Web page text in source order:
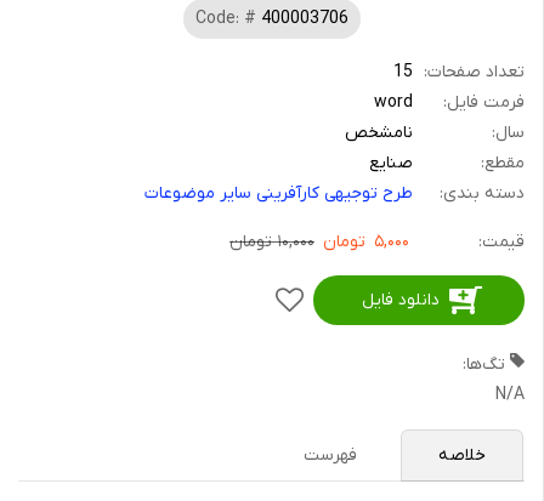
Code: # 400003706
تعداد صفحات: 15
فرمت فایل:
word
سال:
نامشخص
مقطع:
صنایع
دسته بندی:
طرح توجیهی کارآفرینی سایر موضوعات
قیمت: ۵,۰۰۰ تومان ۱۰,۰۰۰ تومان
دانلود فایل
تگ‌ها:
N/A
خلاصه فهرست